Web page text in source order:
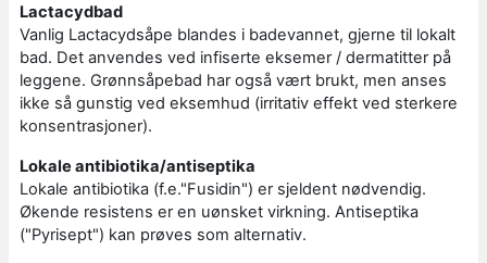
Lactacydbad
Vanlig Lactacydsåpe blandes i badevannet, gjerne til lokalt
bad. Det anvendes ved infiserte eksemer / dermatitter på
leggene. Grønnsåpebad har også vært brukt, men anses
ikke så gunstig ved eksemhud (irritativ effekt ved sterkere
konsentrasjoner).
Lokale antibiotika/antiseptika
Lokale antibiotika (f.e."Fusidin") er sjeldent nødvendig.
Økende resistens er en uønsket virkning. Antiseptika
("Pyrisept") kan prøves som alternativ.